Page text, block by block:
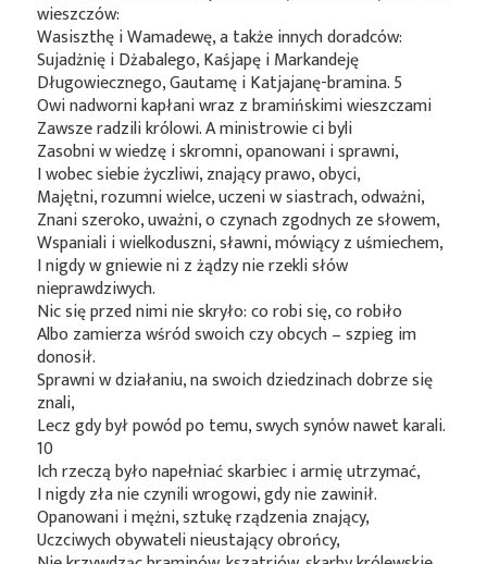
wieszczów:
Wasiszthę i Wamadewę, a także innych doradców:
Sujadżnię i Dżabalego, Kaśjapę i Markandeję
Długowiecznego, Gautamę i Katjajanę-bramina. 5
Owi nadworni kapłani wraz z bramińskimi wieszczami
Zawsze radzili królowi. A ministrowie ci byli
Zasobni w wiedzę i skromni, opanowani i sprawni,
I wobec siebie życzliwi, znający prawo, obyci,
Majętni, rozumni wielce, uczeni w siastrach, odważni,
Znani szeroko, uważni, o czynach zgodnych ze słowem,
Wspaniali i wielkoduszni, sławni, mówiący z uśmiechem,
I nigdy w gniewie ni z żądzy nie rzekli słów
nieprawdziwych.
Nic się przed nimi nie skryło: co robi się, co robiło
Albo zamierza wśród swoich czy obcych – szpieg im
donosił.
Sprawni w działaniu, na swoich dziedzinach dobrze się
znali,
Lecz gdy był powód po temu, swych synów nawet karali.
10
Ich rzeczą było napełniać skarbiec i armię utrzymać,
I nigdy zła nie czynili wrogowi, gdy nie zawinił.
Opanowani i mężni, sztukę rządzenia znający,
Uczciwych obywateli nieustający obrońcy,